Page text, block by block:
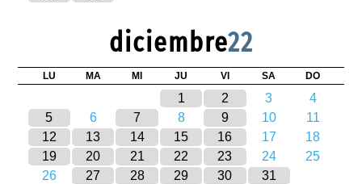
diciembre22
LU MA MI JU VI SA DO
1 2 3
4
5
6 7 8 9 10
11
12
13 14 15 16 17
18
19
20 21 22 23 24
25
26
27 28 29 30 31